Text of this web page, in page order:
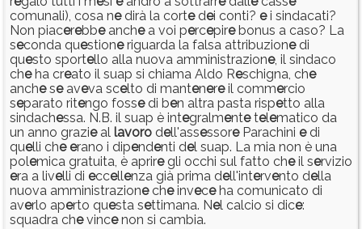
comunali), cosa nedirà la cortedei conti? ei sindacati?
Non piacerebbeanchea voi percepirebonus a caso? La
seconda questioneriguarda la falsa attribuzionedi
questo sportello alla nuova amministrazione, il sindaco
cheha creato il suap si chiama Aldo Reschigna, che
ancheseaveva scelto di mantenereil commercio
separato ritengo fossedi ben altra pasta rispetto alla
sindachessa. N.B. il suap è integralmentetelematico da
un anno grazieal lavoro dell'assessoreParachini edi
quelli che erano i dipendenti del suap. La mia non è una
polemica gratuita, è apriregli occhi sul fatto cheil servizio
era a livelli di eccellenza già prima dell'intervento della
nuova amministrazionecheinveceha comunicato di
averlo aperto questa settimana. Nel calcio si dice:
squadra chevincenon si cambia.